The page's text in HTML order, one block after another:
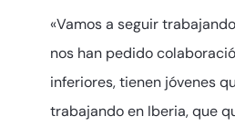
«Vamos a seguir
nos han pedido
inferiores, tienen jóvenes
trabajando en Iberia, que